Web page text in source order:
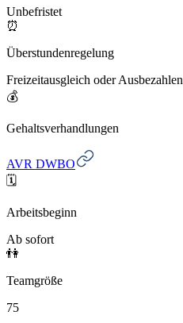
Unbefristet
⏰
Überstundenregelung
Freizeitausgleich oder Ausbezahlen
💰
Gehaltsverhandlungen
AVR DWBO
🗓️
Arbeitsbeginn
Ab sofort
👫
Teamgröße
75